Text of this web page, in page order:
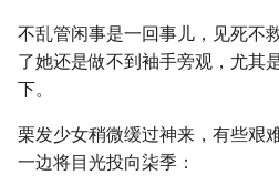
不乱管闲事是一回事儿，见死不
了她还是做不到袖手旁观，尤其
下。
栗发少女稍微缓过神来，有些艰
一边将目光投向柒季：